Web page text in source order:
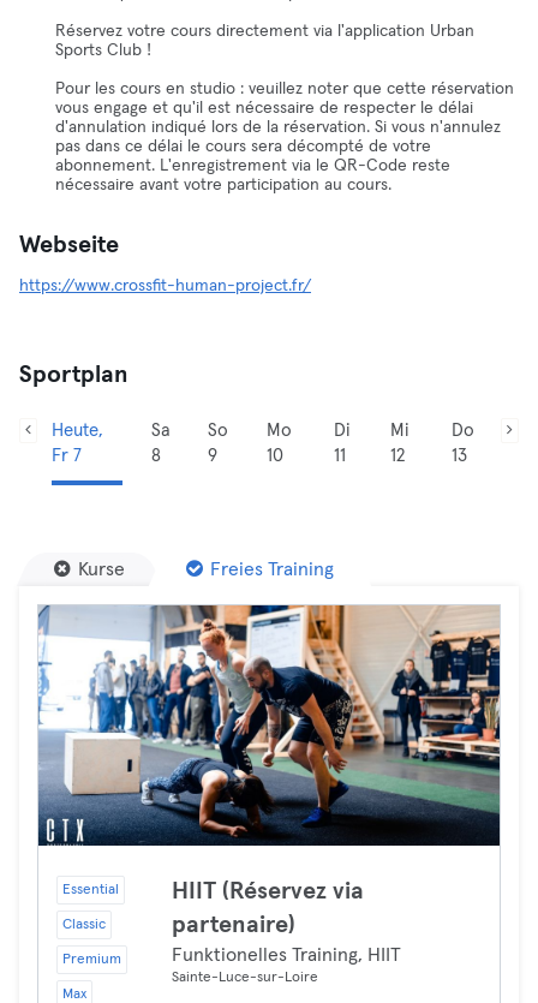
Réservez votre cours directement via l'application Urban
Sports Club !
Pour les cours en studio : veuillez noter que cette réservation
vous engage et qu'il est nécessaire de respecter le délai
d'annulation indiqué lors de la réservation. Si vous n'annulez
pas dans ce délai le cours sera décompté de votre
abonnement. L'enregistrement via le QR-Code reste
nécessaire avant votre participation au cours.
Webseite
https://www.crossfit-human-project.fr/
Sportplan
Heute,
Fr 7
Sa
8
So
9
Mo
10
Di
11
Mi
12
Do
13
Kurse Freies Training
Essential
Classic
Premium
Max
HIIT (Réservez via
partenaire)
Funktionelles Training, HIIT
Sainte-Luce-sur-Loire